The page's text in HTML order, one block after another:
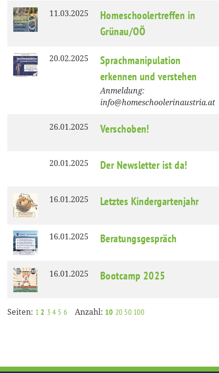
11.03.2025
Homeschoolertreffen in
Grünau/OÖ
20.02.2025
Sprachmanipulation
erkennen und verstehen
Anmeldung:
info@homeschoolerinaustria.at
26.01.2025 Verschoben!
20.01.2025 Der Newsletter ist da!
16.01.2025 Letztes Kindergartenjahr
16.01.2025 Beratungsgespräch
16.01.2025 Bootcamp 2025
Seiten: 1 2 3 4 5 6Anzahl: 10 20 50 100